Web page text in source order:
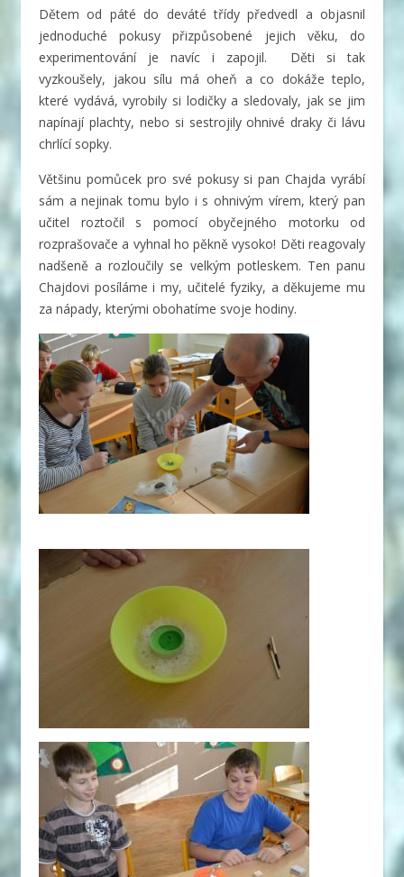
Dětem od páté do deváté třídy předvedl a objasnil
jednoduché pokusy přizpůsobené jejich věku, do
experimentování je navíc i zapojil. Děti si tak
vyzkoušely, jakou sílu má oheň a co dokáže teplo,
které vydává, vyrobily si lodičky a sledovaly, jak se jim
napínají plachty, nebo si sestrojily ohnivé draky či lávu
chrlící sopky.
Většinu pomůcek pro své pokusy si pan Chajda vyrábí
sám a nejinak tomu bylo i s ohnivým vírem, který pan
učitel roztočil s pomocí obyčejného motorku od
rozprašovače a vyhnal ho pěkně vysoko! Děti reagovaly
nadšeně a rozloučily se velkým potleskem. Ten panu
Chajdovi posíláme i my, učitelé fyziky, a děkujeme mu
za nápady, kterými obohatíme svoje hodiny.